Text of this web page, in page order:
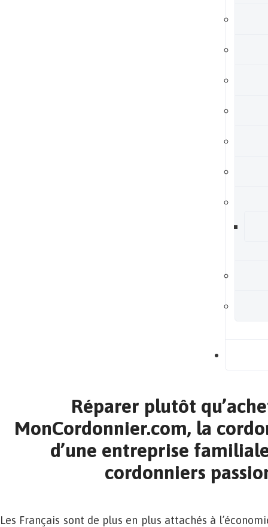
Réparer plutôt
MonCordonnier.com, la
d’une entreprise
cordonniers
Les Français sont de plus en plus attachés à